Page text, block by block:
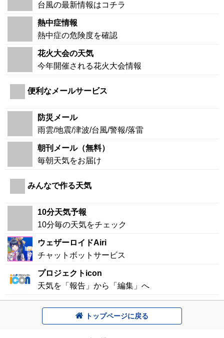
台風の最新情報はコチラ
熱中症情報
熱中症の危険度を確認
花火大会の天気
今年開催される花火大会情報
便利なメールサービス
防災メール
雨雲/地震/津波/台風/警報/落雷
朝刊メール（無料）
毎朝天気をお届け
みんなで作る天気
10分天気予報
10分毎の天気をチェック
ウェザーロイドAiri
チャットボットサービス
プロジェクトicon
天気を「報告」から「編集」へ
トップページに戻る